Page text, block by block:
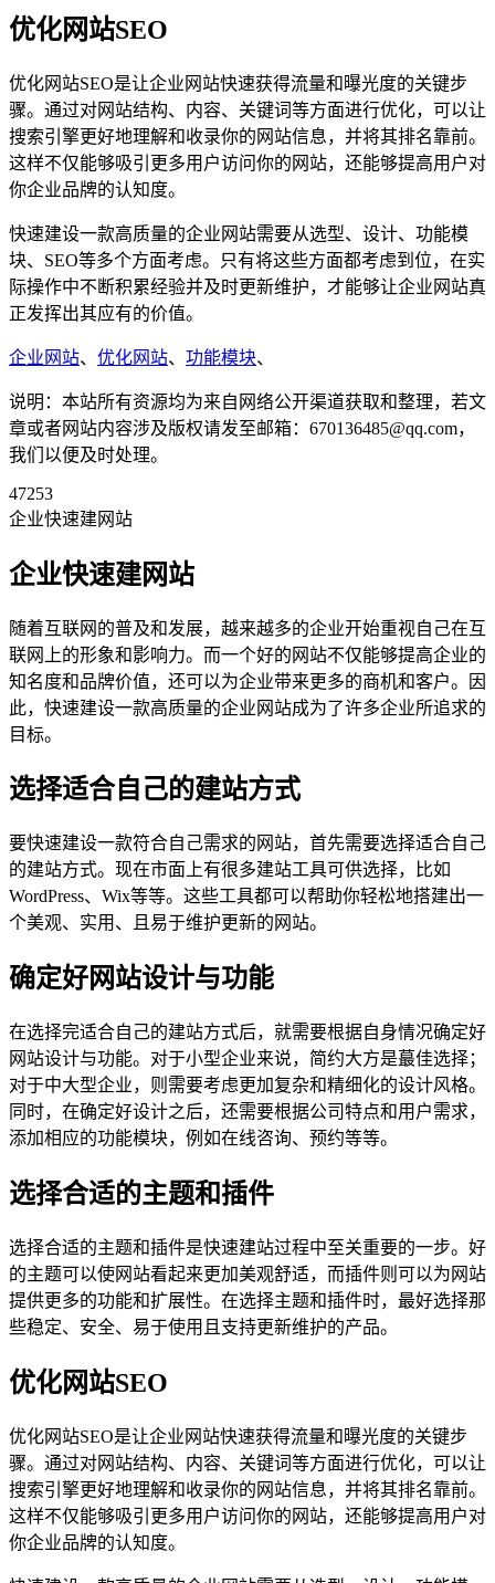
优化网站SEO
优化网站SEO是让企业网站快速获得流量和曝光度的关键步
骤。通过对网站结构、内容、关键词等方面进行优化，可以让
搜索引擎更好地理解和收录你的网站信息，并将其排名靠前。
这样不仅能够吸引更多用户访问你的网站，还能够提高用户对
你企业品牌的认知度。
快速建设一款高质量的企业网站需要从选型、设计、功能模
块、SEO等多个方面考虑。只有将这些方面都考虑到位，在实
际操作中不断积累经验并及时更新维护，才能够让企业网站真
正发挥出其应有的价值。
企业网站、 优化网站、 功能模块、
说明：本站所有资源均为来自网络公开渠道获取和整理，若文
章或者网站内容涉及版权请发至邮箱：670136485@qq.com，
我们以便及时处理。
47253
企业快速建网站
企业快速建网站
随着互联网的普及和发展，越来越多的企业开始重视自己在互
联网上的形象和影响力。而一个好的网站不仅能够提高企业的
知名度和品牌价值，还可以为企业带来更多的商机和客户。因
此，快速建设一款高质量的企业网站成为了许多企业所追求的
目标。
选择适合自己的建站方式
要快速建设一款符合自己需求的网站，首先需要选择适合自己
的建站方式。现在市面上有很多建站工具可供选择，比如
WordPress、Wix等等。这些工具都可以帮助你轻松地搭建出一
个美观、实用、且易于维护更新的网站。
确定好网站设计与功能
在选择完适合自己的建站方式后，就需要根据自身情况确定好
网站设计与功能。对于小型企业来说，简约大方是蕞佳选择；
对于中大型企业，则需要考虑更加复杂和精细化的设计风格。
同时，在确定好设计之后，还需要根据公司特点和用户需求，
添加相应的功能模块，例如在线咨询、预约等等。
选择合适的主题和插件
选择合适的主题和插件是快速建站过程中至关重要的一步。好
的主题可以使网站看起来更加美观舒适，而插件则可以为网站
提供更多的功能和扩展性。在选择主题和插件时，最好选择那
些稳定、安全、易于使用且支持更新维护的产品。
优化网站SEO
优化网站SEO是让企业网站快速获得流量和曝光度的关键步
骤。通过对网站结构、内容、关键词等方面进行优化，可以让
搜索引擎更好地理解和收录你的网站信息，并将其排名靠前。
这样不仅能够吸引更多用户访问你的网站，还能够提高用户对
你企业品牌的认知度。